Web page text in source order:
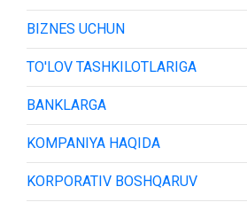
BIZNES UCHUN
TO'LOV TASHKILOTLARIGA
BANKLARGA
KOMPANIYA HAQIDA
KORPORATIV BOSHQARUV